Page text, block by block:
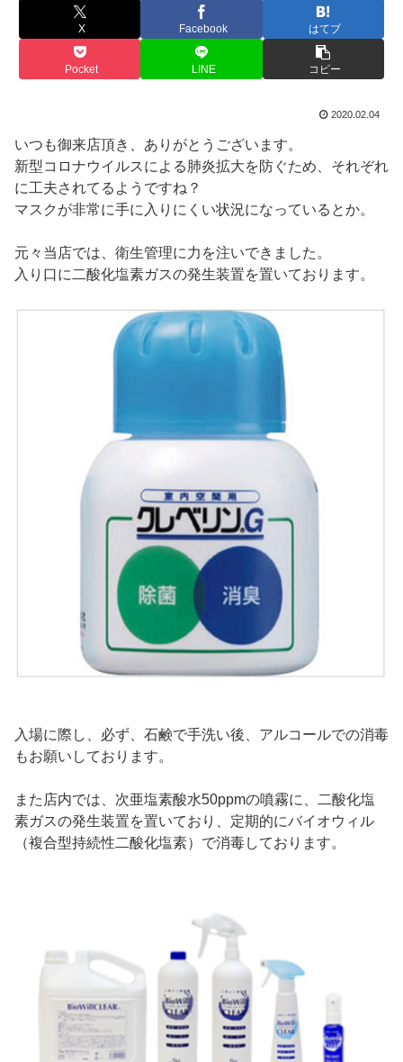
X Facebook はてブ
Pocket LINE コピー
2020.02.04
いつも御来店頂き、ありがとうございます。
新型コロナウイルスによる肺炎拡大を防ぐため、それぞれ
に工夫されてるようですね？
マスクが非常に手に入りにくい状況になっているとか。
元々当店では、衛生管理に力を注いできました。
入り口に二酸化塩素ガスの発生装置を置いております。
入場に際し、必ず、石鹸で手洗い後、アルコールでの消毒
もお願いしております。
また店内では、次亜塩素酸水50ppmの噴霧に、二酸化塩
素ガスの発生装置を置いており、定期的にバイオウィル
（複合型持続性二酸化塩素）で消毒しております。